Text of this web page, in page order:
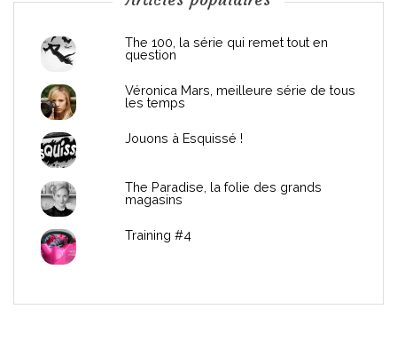
The 100, la série qui remet tout en
question
Véronica Mars, meilleure série de tous
les temps
Jouons à Esquissé !
The Paradise, la folie des grands
magasins
Training #4